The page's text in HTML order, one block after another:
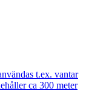
t.ex. vantar
ca 300 meter